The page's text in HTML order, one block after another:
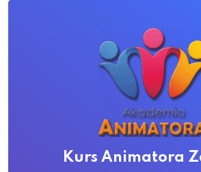
Kurs Animatora